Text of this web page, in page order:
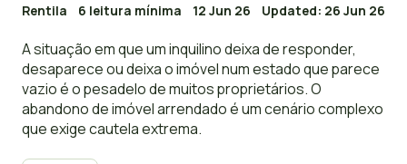
Rentila 6 leitura mínima 12 Jun 26 Updated: 26 Jun 26
A situação em que um inquilino deixa de responder,
desaparece ou deixa o imóvel num estado que parece
vazio é o pesadelo de muitos proprietários. O
abandono de imóvel arrendado é um cenário complexo
que exige cautela extrema.